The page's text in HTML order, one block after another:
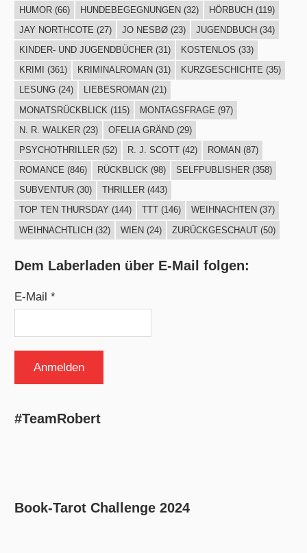
HUMOR(66) HUNDEBEGEGNUNGEN(32) HÖRBUCH(119)
JAY NORTHCOTE (27) JO NESBØ(23) JUGENDBUCH (34)
KINDER- UND JUGENDBÜCHER(31) KOSTENLOS (33)
KRIMI
(361) KRIMINALROMAN (31) KURZGESCHICHTE (35)
LESUNG(24) LIEBESROMAN (21)
MONATSRÜCKBLICK (115) MONTAGSFRAGE (97)
N. R. WALKER(23) OFELIA GRÄND(29)
PSYCHOTHRILLER(52) R. J. SCOTT(42) ROMAN (87)
ROMANCE (846) RÜCKBLICK(98) SELFPUBLISHER(358)
SUBVENTUR(30) THRILLER(443)
TOP TEN THURSDAY (144) TTT(146) WEIHNACHTEN (37)
WEIHNACHTLICH(32) WIEN(24) ZURÜCKGESCHAUT(50)
Dem Laberladen über E-Mail folgen:
E-Mail *
#TeamRobert
Book-Tarot Challenge 2024